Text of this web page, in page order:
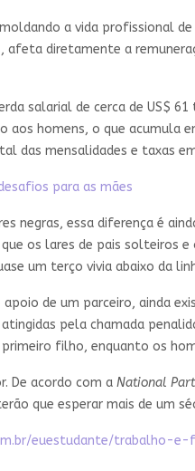
a vida profissional
afeta diretamente a
salarial de cerca de US$
aos homens, o que acumula
das mensalidades e taxas
para as mães
negras, essa diferença é
os lares de pais solteiros
um terço vivia abaixo da
de um parceiro, ainda
pela chamada
filho, enquanto os
De acordo com a National
que esperar mais de um
euestudante/